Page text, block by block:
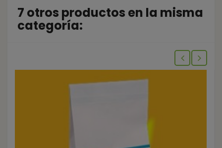
7 otros productos en la misma
categoría: